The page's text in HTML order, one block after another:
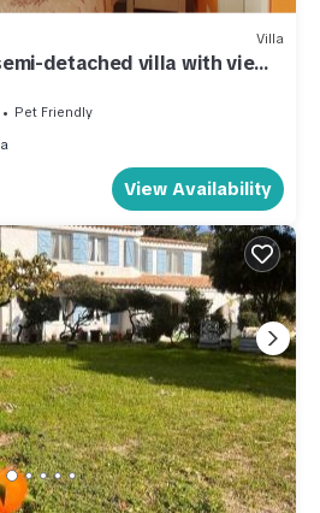
Villa
detached villa with view
Pet Friendly
View Availability